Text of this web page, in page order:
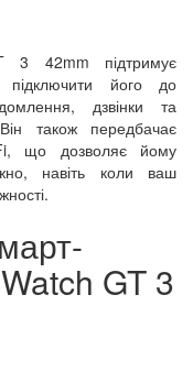
3 42mm підтримує
його до
дзвінки та
також передбачає
Fi, що дозволяє йому
навіть коли ваш
GT 3